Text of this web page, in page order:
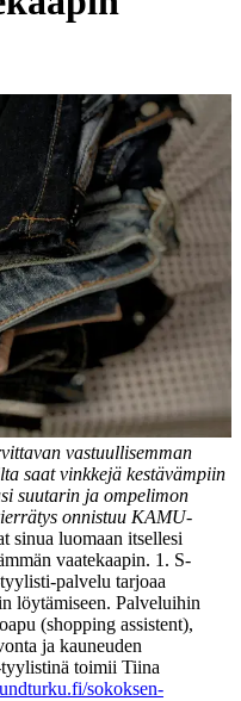
vastuullisemman
saat vinkkejä kestävämpiin
suutarin ja ompelimon
onnistuu KAMU-
sinua luomaan itsellesi
vaatekaapin. 1. S-
palvelu tarjoaa
löytämiseen. Palveluihin
(shopping assistent),
ja kauneuden
toimii Tiina
sokoksen-